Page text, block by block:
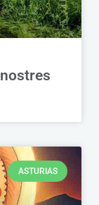
ASTURIAS